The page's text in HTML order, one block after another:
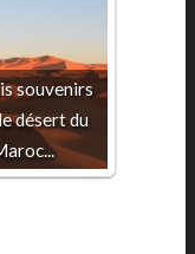
souvenirs
désert du